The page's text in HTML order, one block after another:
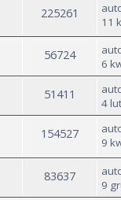
225261
11
56724
6
51411
4
154527
9
83637
9